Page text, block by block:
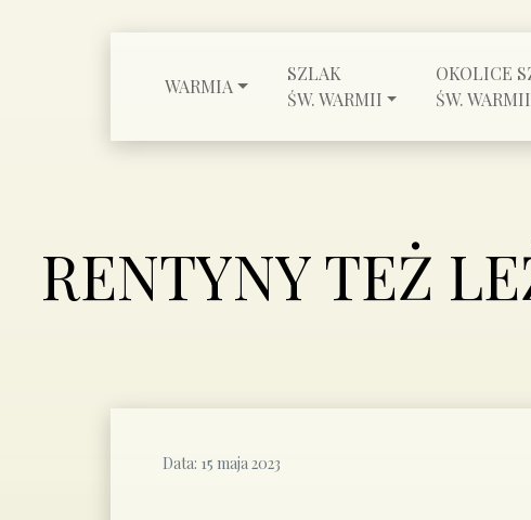
WARMIA
SZLAK
ŚW. WARMII
OKOLICE
ŚW. WARMII
RENTYNY TEŻ
Data: 15 maja 2023